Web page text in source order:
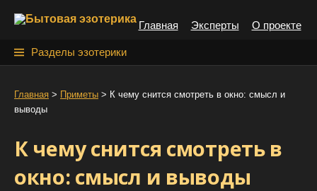
Главная Эксперты О проекте
Разделы эзотерики
й
:
Главная > Приметы > К чему снится смотреть в окно: смысл и
выводы
К чему снится смотреть в
окно: смысл и выводы